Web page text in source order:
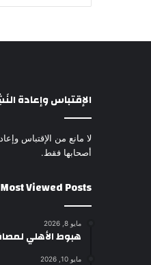
الإقتباس وإعادة
لا مانع من الإقتباس
أصحابها فقط.
Most Viewed Posts
مايو 8, 2026
هبوط الأهلي
مايو 10, 2026